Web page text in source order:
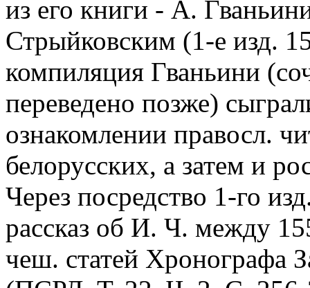
из его книги - А.
Стрыйковским (1-е изд.
компиляция Гваньини
переведено позже)
ознакомлении правосл.
белорусских, а затем и
Через посредство 1-го
рассказ об И. Ч. между
чеш. статей Хронографа